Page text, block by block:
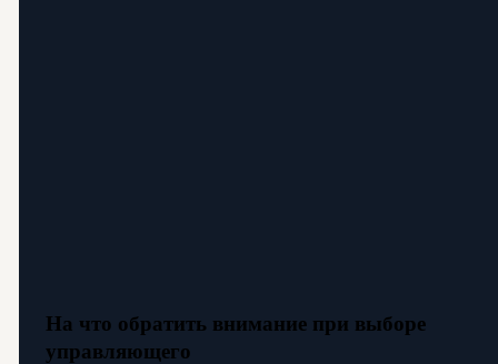
На что обратить внимание при выборе
управляющего